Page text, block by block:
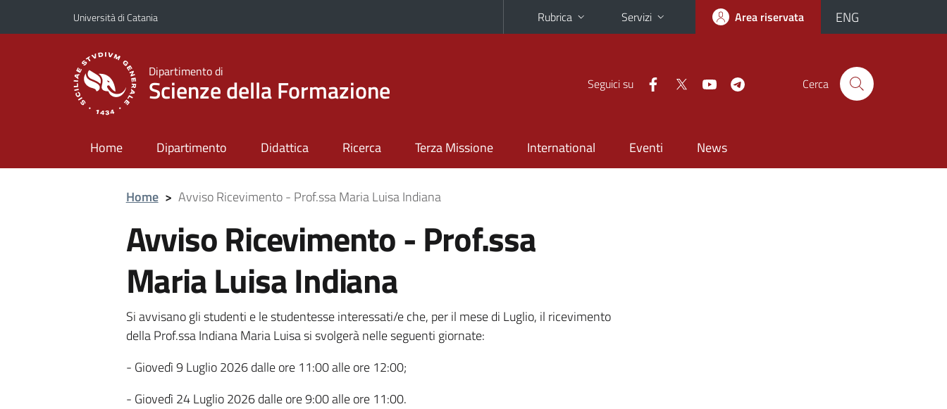
Vai al contenuto principale
Vai al menu di navigazione
Università di Catania Rubrica Servizi Area riservata ENG
Dipartimento di
Scienze della Formazione Seguici su Cerca
Home Dipartimento Didattica Ricerca Terza Missione International Eventi News
Home > Avviso Ricevimento - Prof.ssa Maria Luisa Indiana
Avviso Ricevimento - Prof.ssa
Maria Luisa Indiana
Si avvisano gli studenti e le studentesse interessati/e che, per il mese di Luglio, il ricevimento
della Prof.ssa Indiana Maria Luisa si svolgerà nelle seguenti giornate:
- Giovedì 9 Luglio 2026 dalle ore 11:00 alle ore 12:00;
- Giovedì 24 Luglio 2026 dalle ore 9:00 alle ore 11:00.